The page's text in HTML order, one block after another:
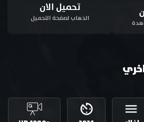
تحميل الان
الذهاب لصفحة التحميل